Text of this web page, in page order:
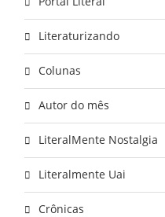
Literaturizando
Colunas
Autor do mês
LiteralMente Nostalgia
Literalmente Uai
Crônicas